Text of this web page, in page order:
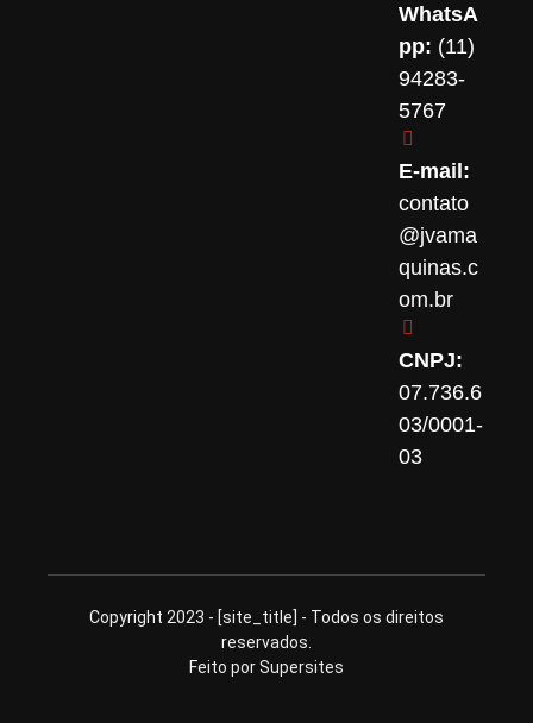
WhatsA
pp: (11)
94283-
5767
E-mail:
contato
@jvama
quinas.c
om.br
CNPJ:
07.736.6
03/0001-
03
Copyright 2023 - [site_title] - Todos os direitos
reservados.
Feito por Supersites